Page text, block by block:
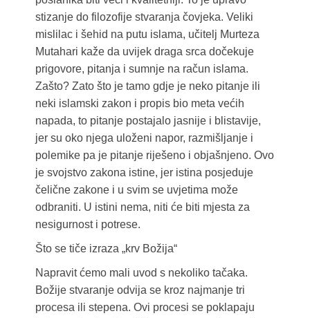
stizanje do filozofije stvaranja čovjeka. Veliki
mislilac i šehid na putu islama, učitelj Murteza
Mutahari kaže da uvijek draga srca dočekuje
prigovore, pitanja i sumnje na račun islama.
Zašto? Zato što je tamo gdje je neko pitanje ili
neki islamski zakon i propis bio meta većih
napada, to pitanje postajalo jasnije i blistavije,
jer su oko njega uloženi napor, razmišljanje i
polemike pa je pitanje riješeno i objašnjeno. Ovo
je svojstvo zakona istine, jer istina posjeduje
čelične zakone i u svim se uvjetima može
odbraniti. U istini nema, niti će biti mjesta za
nesigurnost i potrese.
Što se tiče izraza „krv Božija“
Napravit ćemo mali uvod s nekoliko tačaka.
Božije stvaranje odvija se kroz najmanje tri
procesa ili stepena. Ovi procesi se poklapaju